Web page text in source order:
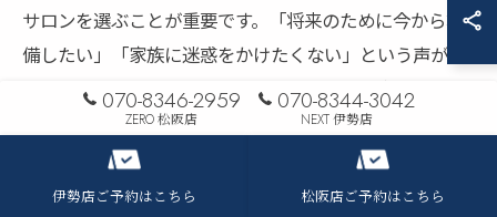
サロンを選ぶことが重要です。「将来のために今から準
備したい」「家族に迷惑をかけたくない」という声が多
く、実際の利用者からも安心感や満足の声が寄せられて
070-8346-2959
ZERO 松阪店
070-8344-3042
NEXT 伊勢店
伊勢店ご予約はこちら 松阪店ご予約はこちら